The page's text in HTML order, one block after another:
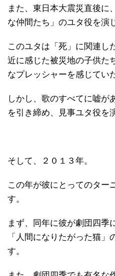
また、東日本大震災直後に
な仲間たち」のユタ役を演
このユタは「死」に関連し
近に感じた被災地の子供た
なプレッシャーを感じてい
しかし、歌のすべてに嘘が
を引き締め、見事ユタ役を
そして、２０１３年。
この年が彼にとってのター
す。
まず、同年に彼が劇団四季
「人間になりたがった猫」
す。